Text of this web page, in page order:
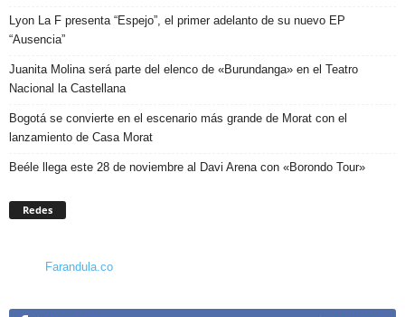
Lyon La F presenta “Espejo”, el primer adelanto de su nuevo EP
“Ausencia”
Juanita Molina será parte del elenco de «Burundanga» en el Teatro
Nacional la Castellana
Bogotá se convierte en el escenario más grande de Morat con el
lanzamiento de Casa Morat
Beéle llega este 28 de noviembre al Davi Arena con «Borondo Tour»
Redes
Farandula.co